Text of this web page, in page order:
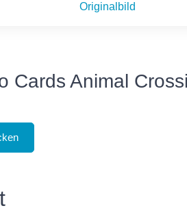
Originalbild
Cards Animal